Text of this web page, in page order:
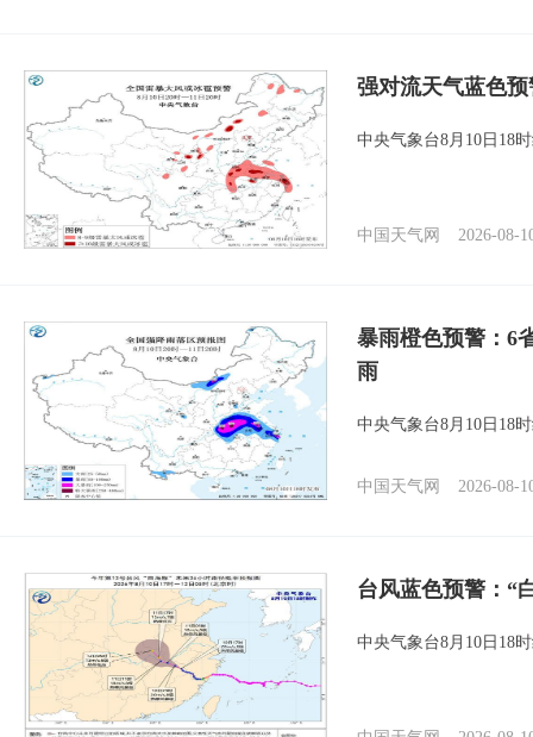
强对流天气蓝色
中央气象台8月10日18
中国天气网 2026-08-
暴雨橙色预警：6
雨
中央气象台8月10日18
中国天气网 2026-08-
台风蓝色预警：“
中央气象台8月10日18